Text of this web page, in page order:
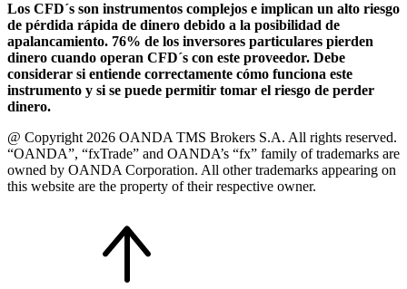
Los CFD´s son instrumentos complejos e implican un alto riesgo
de pérdida rápida de dinero debido a la posibilidad de
apalancamiento. 76% de los inversores particulares pierden
dinero cuando operan CFD´s con este proveedor. Debe
considerar si entiende correctamente cómo funciona este
instrumento y si se puede permitir tomar el riesgo de perder
dinero.
@ Copyright 2026 OANDA TMS Brokers S.A. All rights reserved.
“OANDA”, “fxTrade” and OANDA’s “fx” family of trademarks are
owned by OANDA Corporation. All other trademarks appearing on
this website are the property of their respective owner.